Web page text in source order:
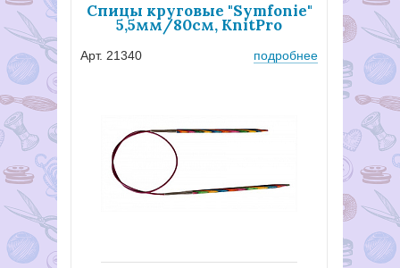
Спицы круговые "Symfonie"
5,5мм/80см, KnitPro
Арт. 21340 подробнее